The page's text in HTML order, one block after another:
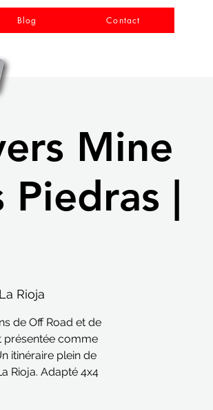
Blog Contact
Mine
Piedras |
Rioja
de Off Road et de
présentée comme
itinéraire plein de
Rioja. Adapté 4x4